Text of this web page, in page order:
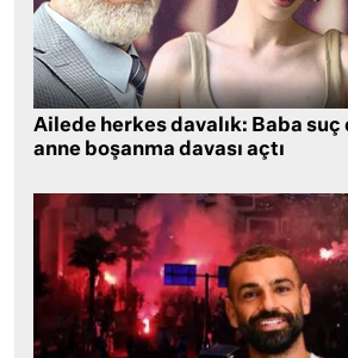
Ailede herkes davalık: Baba suç
anne boşanma davası açtı